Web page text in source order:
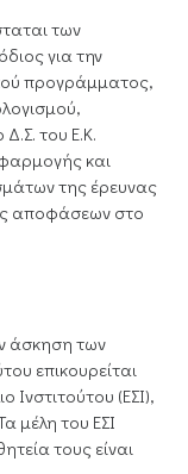
των
για την
προγράμματος,
Δ.Σ. του Ε.Κ.
και
της έρευνας
αποφάσεων στο
άσκηση των
επικουρείται
Ινστιτούτου (ΕΣΙ),
μέλη του ΕΣΙ
τους είναι